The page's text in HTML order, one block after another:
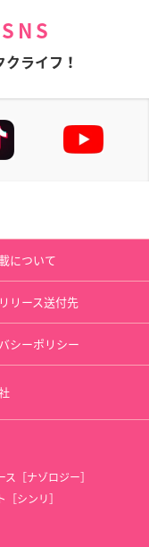
ライフ！
について
リース送付先
シーポリシー
［ナゾロジー］
シンリ］